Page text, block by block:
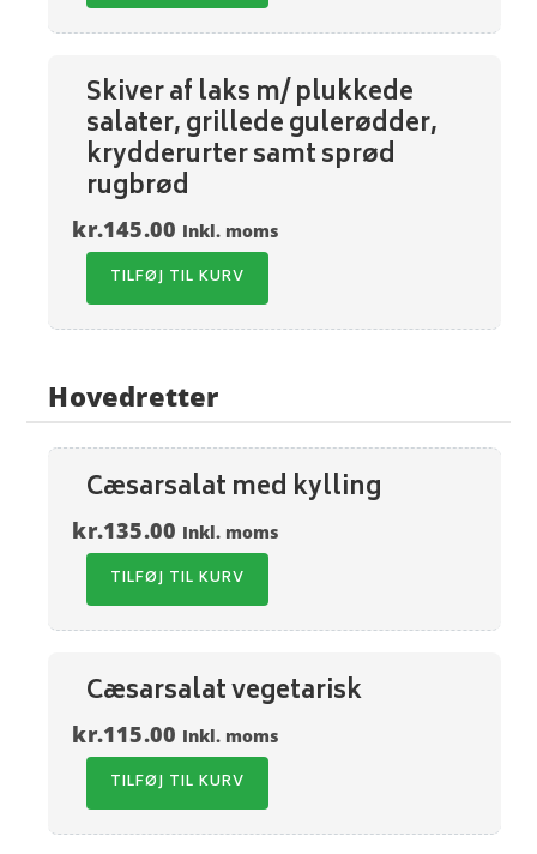
Skiver af laks m/ plukkede
salater, grillede gulerødder,
krydderurter samt sprød
rugbrød
kr.145.00 Inkl. moms
TILFØJ TIL KURV
Hovedretter
Cæsarsalat med kylling
kr.135.00 Inkl. moms
TILFØJ TIL KURV
Cæsarsalat vegetarisk
kr.115.00 Inkl. moms
TILFØJ TIL KURV